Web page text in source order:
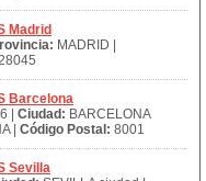
Madrid
MADRID |
Barcelona
| Ciudad: BARCELONA
| Código Postal: 8001
Sevilla